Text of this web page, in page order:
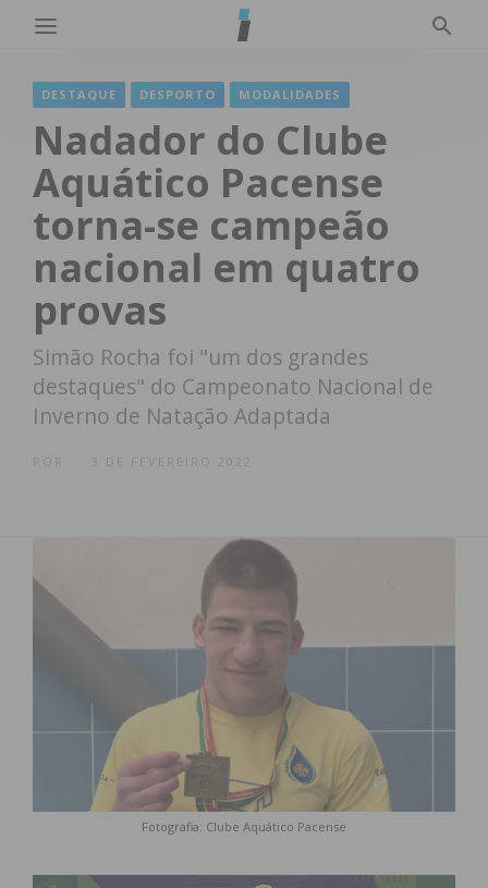
DESTAQUE DESPORTO MODALIDADES
Nadador do Clube
Aquático Pacense
torna-se campeão
nacional em quatro
provas
Simão Rocha foi "um dos grandes
destaques" do Campeonato Nacional de
Inverno de Natação Adaptada
Fotografia: Clube Aquático Pacense